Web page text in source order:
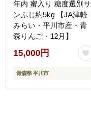
年内 蜜入り 糖度選別サ
ンふじ約5kg 【JA津軽
みらい・平川市産・青
森りんご・12月】
15,000円
青森県 平川市